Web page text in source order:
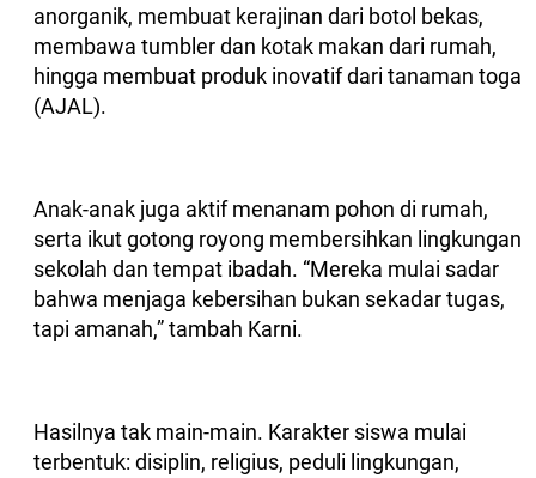
anorganik, membuat kerajinan dari botol bekas,
membawa tumbler dan kotak makan dari rumah,
hingga membuat produk inovatif dari tanaman toga
(AJAL).
Anak-anak juga aktif menanam pohon di rumah,
serta ikut gotong royong membersihkan lingkungan
sekolah dan tempat ibadah. “Mereka mulai sadar
bahwa menjaga kebersihan bukan sekadar tugas,
tapi amanah,” tambah Karni.
Hasilnya tak main-main. Karakter siswa mulai
terbentuk: disiplin, religius, peduli lingkungan,